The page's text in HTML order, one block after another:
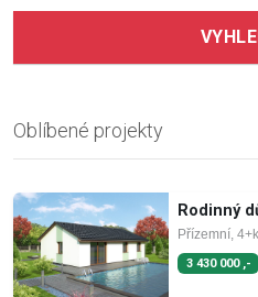
Oblíbené projekty
Rodinný
Přízemní,
3 430 000 ,-